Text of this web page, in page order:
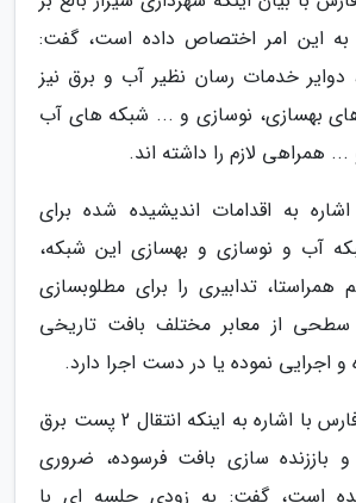
به این امر اختصاص داده است، گفت:
دوایر خدمات رسان نظیر آب و برق نیز
بهسازی، نوسازی و ... شبکه های آب
همراهی لازم را داشته اند.
به اقدامات اندیشیده شده برای
آب و نوسازی و بهسازی این شبکه،
تدابیری را برای مطلوبسازی
سطحی از معابر مختلف بافت تاریخی
و اجرایی نموده یا در دست اجرا دارد.
معاون استانداری فارس با اشاره به اینکه انتقال 2 پست برق
و باززنده سازی بافت فرسوده، ضروری
است، گفت: به زودی جلسه ای با